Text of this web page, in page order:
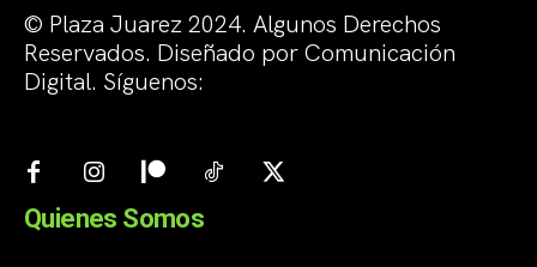
© Plaza Juarez 2024. Algunos Derechos
Reservados. Diseñado por Comunicación
Digital. Síguenos:
Quienes Somos